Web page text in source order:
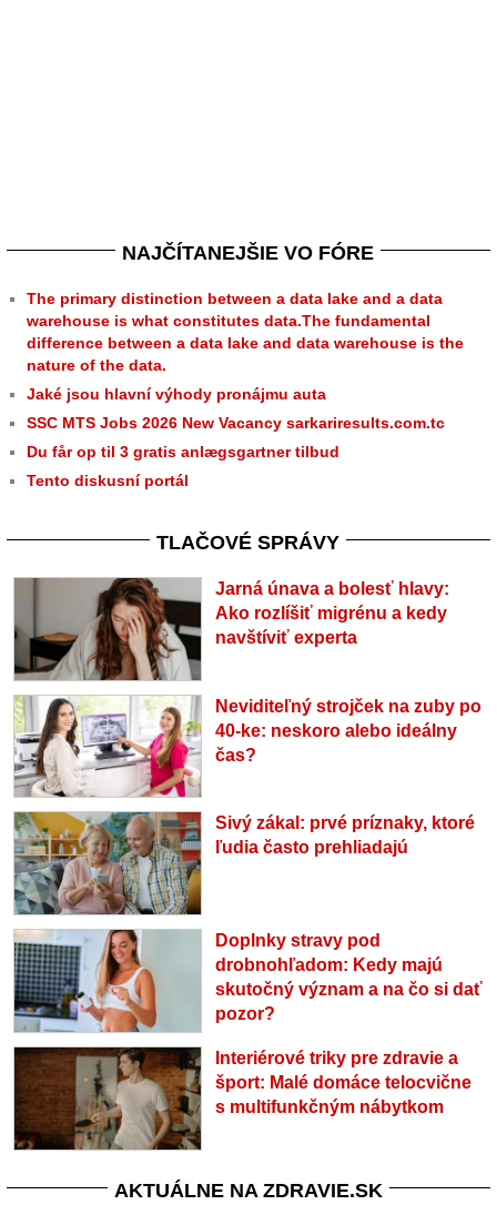
NAJČÍTANEJŠIE VO FÓRE
The primary distinction between a data lake and a data
warehouse is what constitutes data.The fundamental
difference between a data lake and data warehouse is the
nature of the data.
Jaké jsou hlavní výhody pronájmu auta
SSC MTS Jobs 2026 New Vacancy sarkariresults.com.tc
Du får op til 3 gratis anlægsgartner tilbud
Tento diskusní portál
TLAČOVÉ SPRÁVY
Jarná únava a bolesť hlavy:
Ako rozlíšiť migrénu a kedy
navštíviť experta
Neviditeľný strojček na zuby po
40-ke: neskoro alebo ideálny
čas?
Sivý zákal: prvé príznaky, ktoré
ľudia často prehliadajú
Doplnky stravy pod
drobnohľadom: Kedy majú
skutočný význam a na čo si dať
pozor?
Interiérové triky pre zdravie a
šport: Malé domáce telocvične
s multifunkčným nábytkom
AKTUÁLNE NA ZDRAVIE.SK